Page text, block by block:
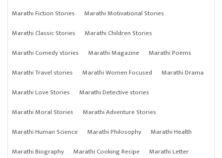
Marathi Fiction Stories
Marathi Motivational Stories
Marathi Classic Stories
Marathi Children Stories
Marathi Comedy stories
Marathi Magazine
Marathi Poems
Marathi Travel stories
Marathi Women Focused
Marathi Drama
Marathi Love Stories
Marathi Detective stories
Marathi Moral Stories
Marathi Adventure Stories
Marathi Human Science
Marathi Philosophy
Marathi Health
Marathi Biography
Marathi Cooking Recipe
Marathi Letter